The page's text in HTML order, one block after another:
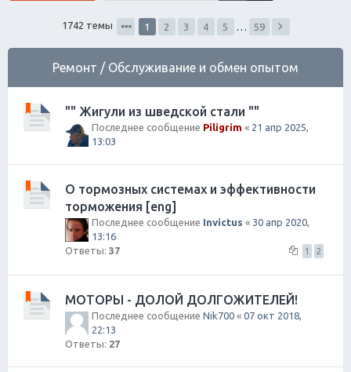
1742 темы 1 2 3 4 5 59
Ремонт / Обслуживание и обмен опытом
"" Жигули из шведской стали ""
Последнее сообщение Piligrim « 21 апр 2025,
13:03
О тормозных системах и эффективности
торможения [eng]
Последнее сообщение Invictus « 30 апр 2020,
13:16
Ответы: 37 1 2
МОТОРЫ - ДОЛОЙ ДОЛГОЖИТЕЛЕЙ!
Последнее сообщение Nik700 « 07 окт 2018,
22:13
Ответы: 27